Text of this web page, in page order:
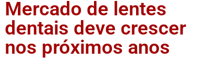
Mercado de lentes
dentais deve crescer
nos próximos anos